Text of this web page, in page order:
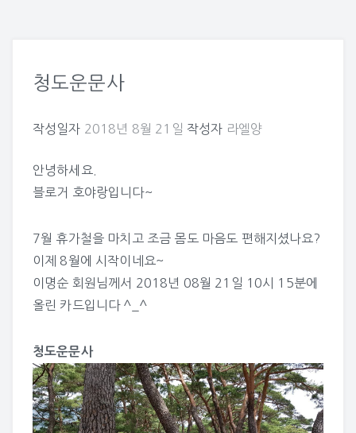
청도운문사
작성일자 2018년 8월 21일 작성자 라엘양
안녕하세요.
블로거 호야랑입니다~
7월 휴가철을 마치고 조금 몸도 마음도 편해지셨나요?
이제 8월에 시작이네요~
이명순 회원님께서 2018년 08월 21일 10시 15분에
올린 카드입니다 ^_^
청도운문사